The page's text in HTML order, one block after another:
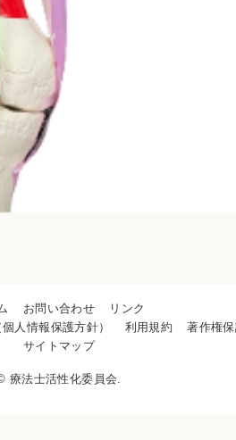
お問い合わせ
リンク
人情報保護方針）
利用規約
著作権
サイトマップ
療法士活性化委員会.